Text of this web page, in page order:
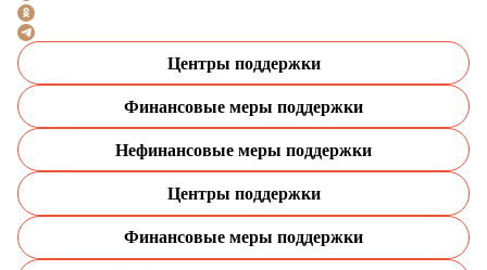
Центры поддержки
Финансовые меры поддержки
Нефинансовые меры поддержки
Центры поддержки
Финансовые меры поддержки